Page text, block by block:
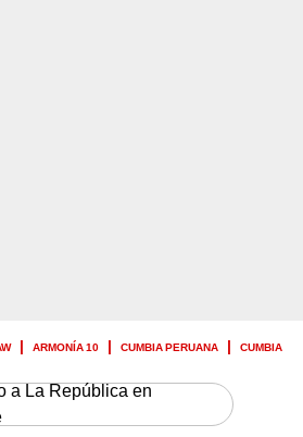
ARMONÍA 10 CUMBIA PERUANA CUMBIA
a La República en